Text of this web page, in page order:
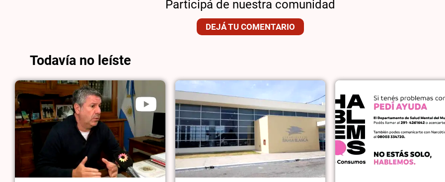
Participá de nuestra comunidad
DEJÁ TU COMENTARIO
Todavía no leíste